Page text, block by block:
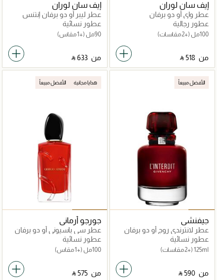
إيف سان لوران
عطر واي أو دو برفان
عطور رجالية
100مل (+2 مقاسات)
من ‎ ⃁ ⁦518⁩ ‎
إيف سان لوران
عطر ليبر أو دو برفان إنتنس
عطور نسائية
90مل (+1 مقاس)
من ‎ ⃁ ⁦633⁩ ‎
الأفضل مبيعاً
جيفنشي
عطر لانترندي روج أو دو برفان
عطور نسائية
125ml (+2 مقاسات)
من ‎ ⃁ ⁦590⁩ ‎
هدايا مجانية الأفضل مبيعاً
جورجو أرماني
عطر سي باسيوني أو دو برفان
عطور نسائية
100مل (+1 مقاس)
من ‎ ⃁ ⁦575⁩ ‎